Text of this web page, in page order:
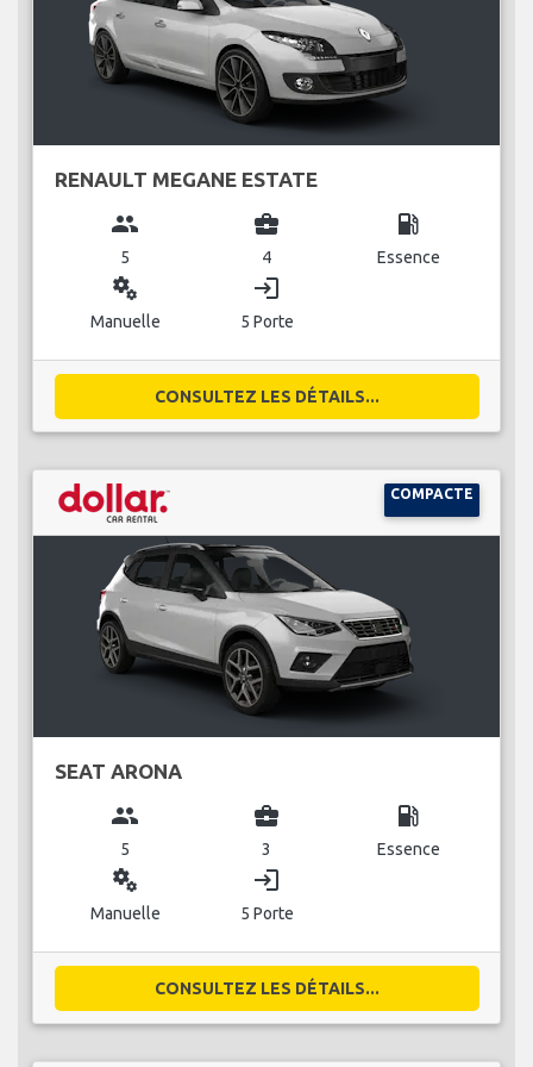
RENAULT MEGANE ESTATE
group
5
business_center
4
local_gas_station
Essence
miscellaneous_services
Manuelle
login
5 Porte
CONSULTEZ LES DÉTAILS...
COMPACTE
SEAT ARONA
group
5
business_center
3
local_gas_station
Essence
miscellaneous_services
Manuelle
login
5 Porte
CONSULTEZ LES DÉTAILS...